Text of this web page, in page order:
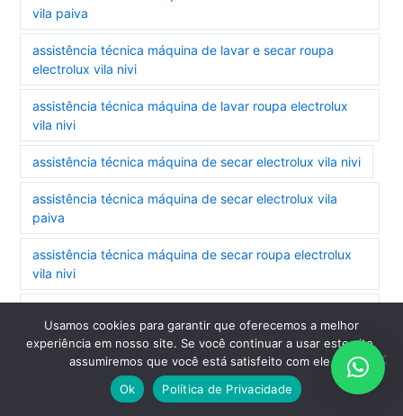
vila paiva
assistência técnica máquina de lavar e secar roupa
electrolux vila nivi
assistência técnica máquina de lavar roupa electrolux
vila nivi
assistência técnica máquina de secar electrolux vila nivi
assistência técnica máquina de secar electrolux vila
paiva
assistência técnica máquina de secar roupa electrolux
vila nivi
monumento
assistência técnica refrigerador side by side electrolux
vila monumento
Usamos cookies para garantir que oferecemos a melhor
experiência em nosso site. Se você continuar a usar este site,
assumiremos que você está satisfeito com ele.
Ok
Política de Privacidade